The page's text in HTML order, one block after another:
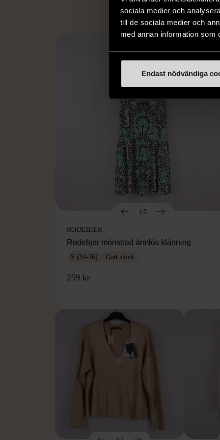
sociala medier och
till de sociala medier och
med annan information som
Endast nödvändiga
1/5
RODEBJER
Rodebjer mönstrad ärmlös klänning
S (34-36) Gott skick
259 kr